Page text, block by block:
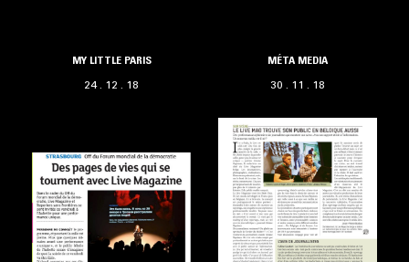
MY LITTLE PARIS
24 . 12 . 18
MÉTA MEDIA
30 . 11 . 18